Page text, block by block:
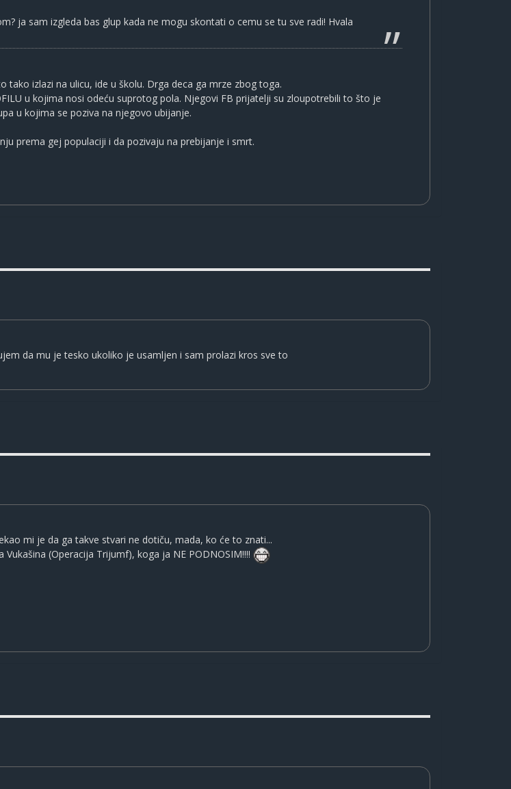
ja sam izgleda bas glup kada ne mogu skontati o cemu se tu sve radi! Hvala
izlazi na ulicu, ide u školu. Drga deca ga mrze zbog toga.
u kojima nosi odeću suprotog pola. Njegovi FB prijatelji su zloupotrebili to što je
u kojima se poziva na njegovo ubijanje.
prema gej populaciji i da pozivaju na prebijanje i smrt.
da mu je tesko ukoliko je usamljen i sam prolazi kros sve to
mi je da ga takve stvari ne dotiču, mada, ko će to znati...
(Operacija Trijumf), koga ja NE PODNOSIM!!!!